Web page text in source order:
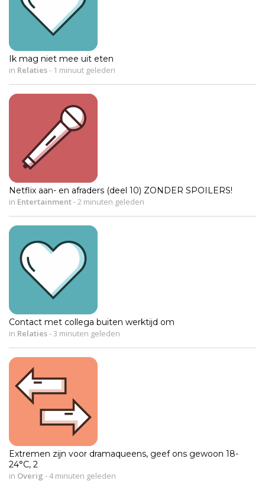
Ik mag niet mee uit eten
in Relaties- 1 minuut geleden
Netflix aan- en afraders (deel 10) ZONDER SPOILERS!
in Entertainment-2 minuten geleden
Contact met collega buiten werktijd om
in Relaties-3 minuten geleden
Extremen zijn voor dramaqueens, geef ons gewoon 18-
24°C, 2
in Overig -4 minuten geleden